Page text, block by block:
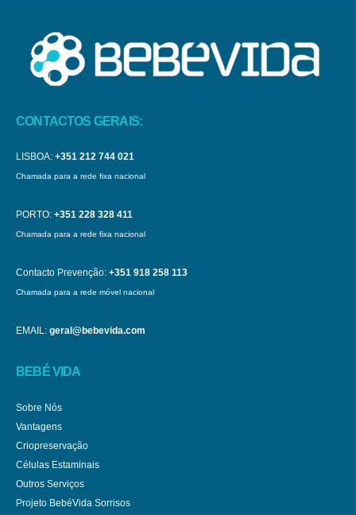
CONTACTOS GERAIS:
LISBOA: +351 212 744 021
Chamada para a rede fixa nacional
PORTO: +351 228 328 411
Chamada para a rede fixa nacional
Contacto Prevenção: +351 918 258 113
Chamada para a rede móvel nacional
EMAIL: geral@bebevida.com
BEBÉ VIDA
Sobre Nós
Vantagens
Criopreservação
Células Estaminais
Outros Serviços
Projeto BebéVida Sorrisos